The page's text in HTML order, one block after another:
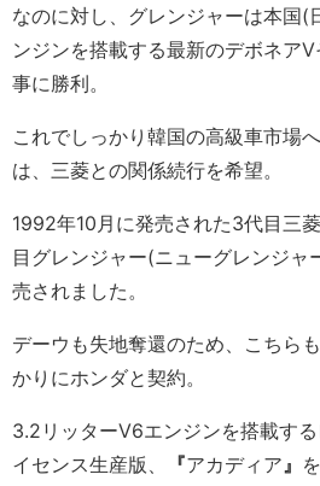
なのに対し、グレンジャーは本国(
ンジンを搭載する最新のデボネア
事に勝利。
これでしっかり韓国の高級車市場
は、三菱との関係続行を希望。
1992年10月に発売された3代目三
目グレンジャー(ニューグレンジャ
売されました。
デーウも失地奪還のため、こちら
かりにホンダと契約。
3.2リッターV6エンジンを搭載す
イセンス生産版、
『アカディア』